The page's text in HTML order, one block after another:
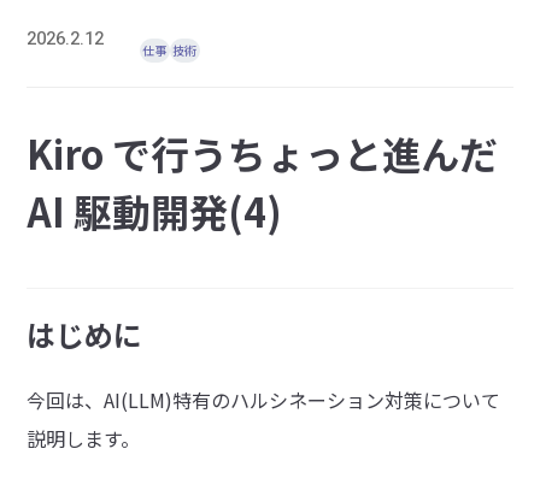
2026.2.12 仕事 技術
Kiro で行うちょっと進んだ
AI 駆動開発(4)
はじめに
今回は、AI(LLM)特有のハルシネーション対策について
説明します。